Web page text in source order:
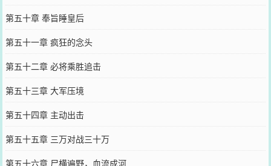
第五十章 奉旨睡皇后
第五十一章 疯狂的念头
第五十二章 必将乘胜追击
第五十三章 大军压境
第五十四章 主动出击
第五十五章 三万对战三十万
第五十六章 尸横遍野，血流成河